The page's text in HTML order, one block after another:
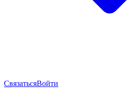
СвязатьсяВойти